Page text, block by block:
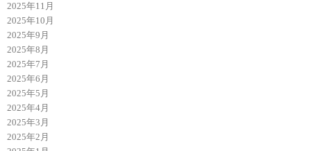
2025年11月
2025年10月
2025年9月
2025年8月
2025年7月
2025年6月
2025年5月
2025年4月
2025年3月
2025年2月